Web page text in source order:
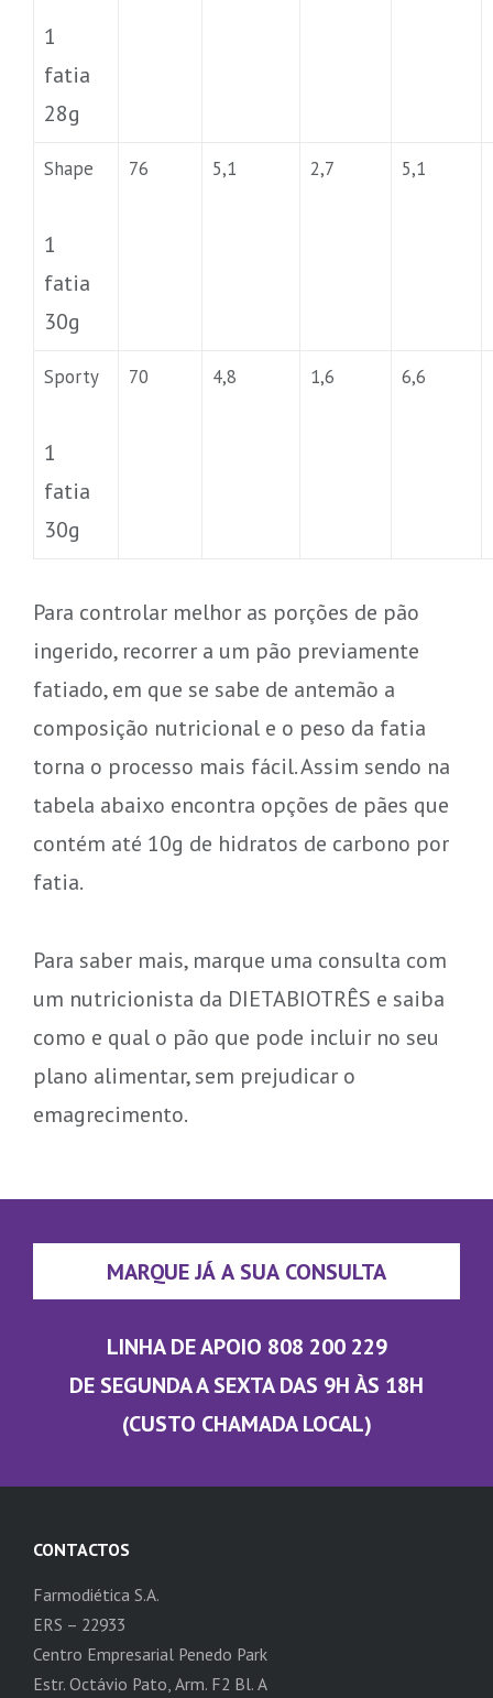
1
fatia
28g
Shape
1
fatia
30g
76 5,1 2,7 5,1
Sporty
1
fatia
30g
70 4,8 1,6 6,6
Para controlar melhor as porções de pão
ingerido, recorrer a um pão previamente
fatiado, em que se sabe de antemão a
composição nutricional e o peso da fatia
torna o processo mais fácil. Assim sendo na
tabela abaixo encontra opções de pães que
contém até 10g de hidratos de carbono por
fatia.
Para saber mais, marque uma consulta com
um nutricionista da DIETABIOTRÊS e saiba
como e qual o pão que pode incluir no seu
plano alimentar, sem prejudicar o
emagrecimento.
MARQUE JÁ A SUA CONSULTA
LINHA DE APOIO 808 200 229
DE SEGUNDA A SEXTA DAS 9H ÀS 18H
(CUSTO CHAMADA LOCAL)
CONTACTOS
Farmodiética S.A.
ERS – 22933
Centro Empresarial Penedo Park
Estr. Octávio Pato, Arm. F2 Bl. A